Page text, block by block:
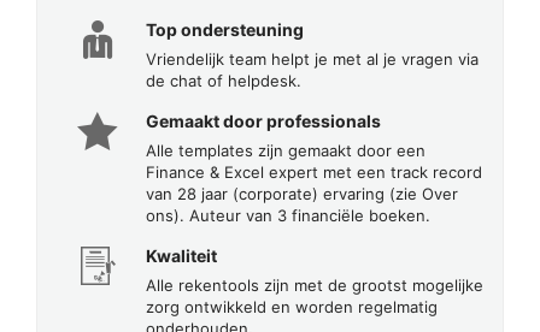
Top ondersteuning
Vriendelijk team helpt je met al je vragen via
de chat of helpdesk.
Gemaakt door professionals
Alle templates zijn gemaakt door een
Finance & Excel expert met een track record
van 28 jaar (corporate) ervaring (zie Over
ons). Auteur van 3 financiële boeken.
Kwaliteit
Alle rekentools zijn met de grootst mogelijke
zorg ontwikkeld en worden regelmatig